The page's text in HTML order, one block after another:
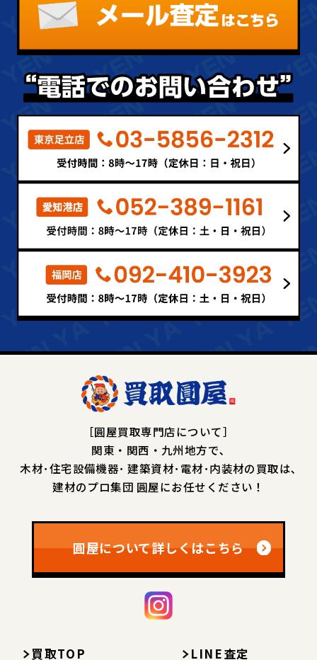
［圓屋買取専門店について］
関東・関西・九州地方で､
木材･住宅設備機器･ 建築資材･電材･内装材の買取は､
建材のプロ集団 圓屋にお任せください！
圓屋について詳しくはこちら
買取TOP LINE査定